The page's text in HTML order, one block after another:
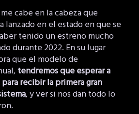
cabe en la cabeza que
lanzado en el estado en que se
tenido un estreno mucho
durante 2022. En su lugar
que el modelo de
tendremos que esperar a
recibir la primera gran
, y ver si nos dan todo lo